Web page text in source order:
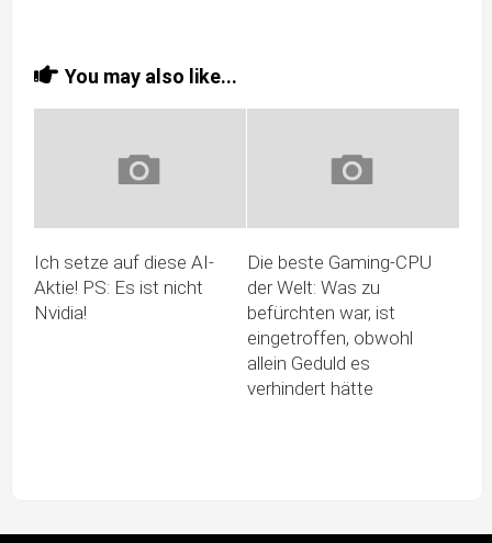
You may also like...
Ich setze auf diese AI-
Aktie! PS: Es ist nicht
Nvidia!
Die beste Gaming-CPU
der Welt: Was zu
befürchten war, ist
eingetroffen, obwohl
allein Geduld es
verhindert hätte